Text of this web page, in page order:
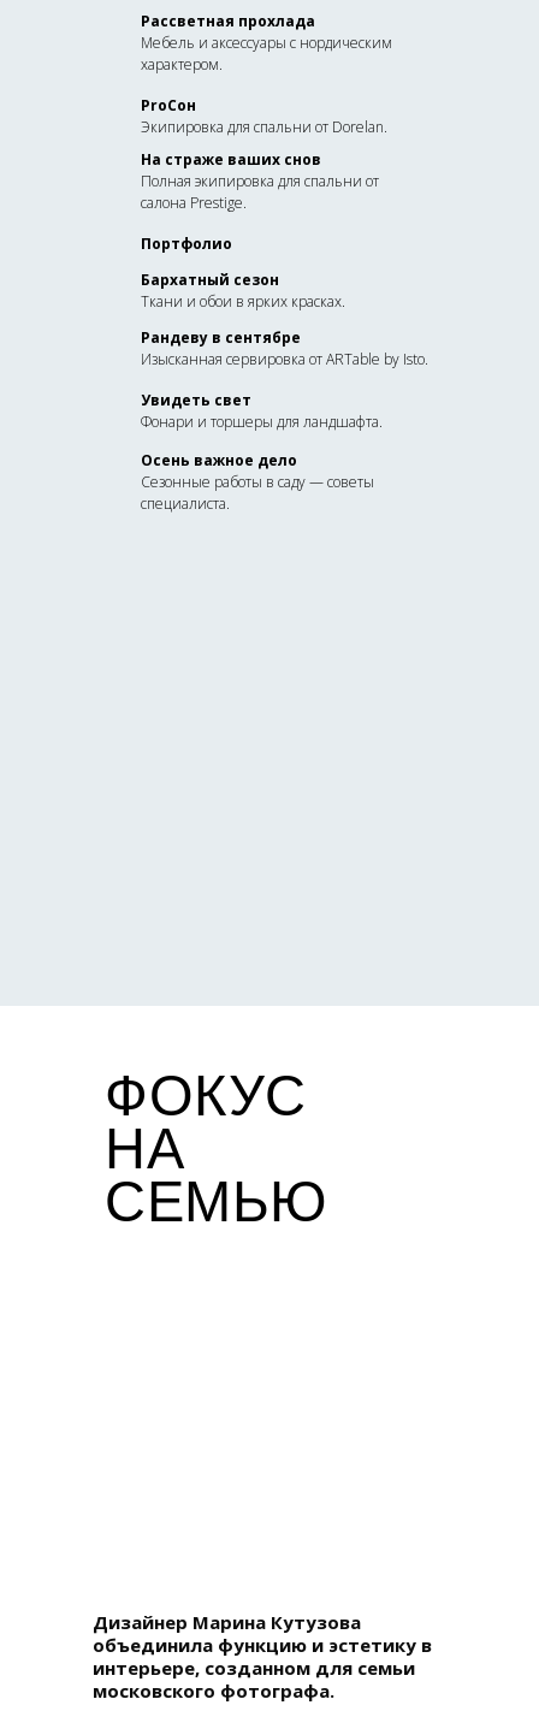
Рассветная прохлада
Мебель и аксессуары с нордическим
характером.
На страже ваших снов
Полная экипировка для спальни от
салона Prestige.
Портфолио
ProСон
Экипировка для спальни от Dorelan.
Бархатный сезон
Ткани и обои в ярких красках.
Рандеву в сентябре
Изысканная сервировка от ARTable by Isto.
Увидеть свет
Фонари и торшеры для ландшафта.
Осень важное дело
Сезонные работы в саду — советы
специалиста.
Дизайнер Марина Кутузова
объединила функцию и эстетику в
интерьере, созданном для семьи
московского фотографа.
ФОКУС
НА
СЕМЬЮ